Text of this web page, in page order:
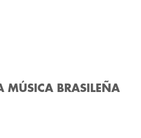
MÚSICA BRASILEÑA